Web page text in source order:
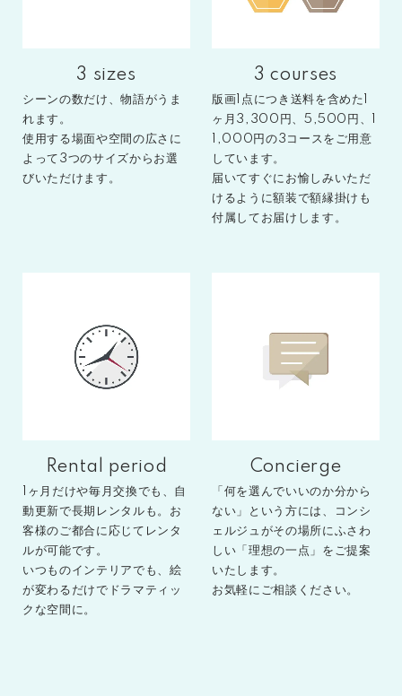
3 sizes
シーンの数だけ、物語がうま
れます。
使⽤する場面や空間の広さに
よって3つのサイズからお選
びいただけます。
3 courses
版画1点につき送料を含めた1
ヶ月3,300円、5,500円、1
1,000円の3コースをご用意
しています。
届いてすぐにお愉しみいただ
けるように額装で額縁掛けも
付属してお届けします。
Rental period
1ヶ月だけや毎月交換でも、自
動更新で長期レンタルも。お
客様のご都合に応じてレンタ
ルが可能です。
いつものインテリアでも、絵
が変わるだけでドラマティッ
クな空間に。
Concierge
「何を選んでいいのか分から
ない」という方には、コンシ
ェルジュがその場所にふさわ
しい「理想の一点」をご提案
いたします。
お気軽にご相談ください。